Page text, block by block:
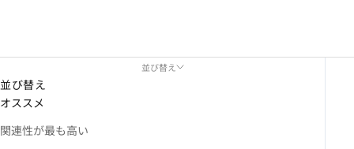
並び替え
並び替え
オススメ
関連性が最も高い